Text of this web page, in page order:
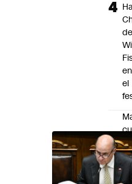
de
el